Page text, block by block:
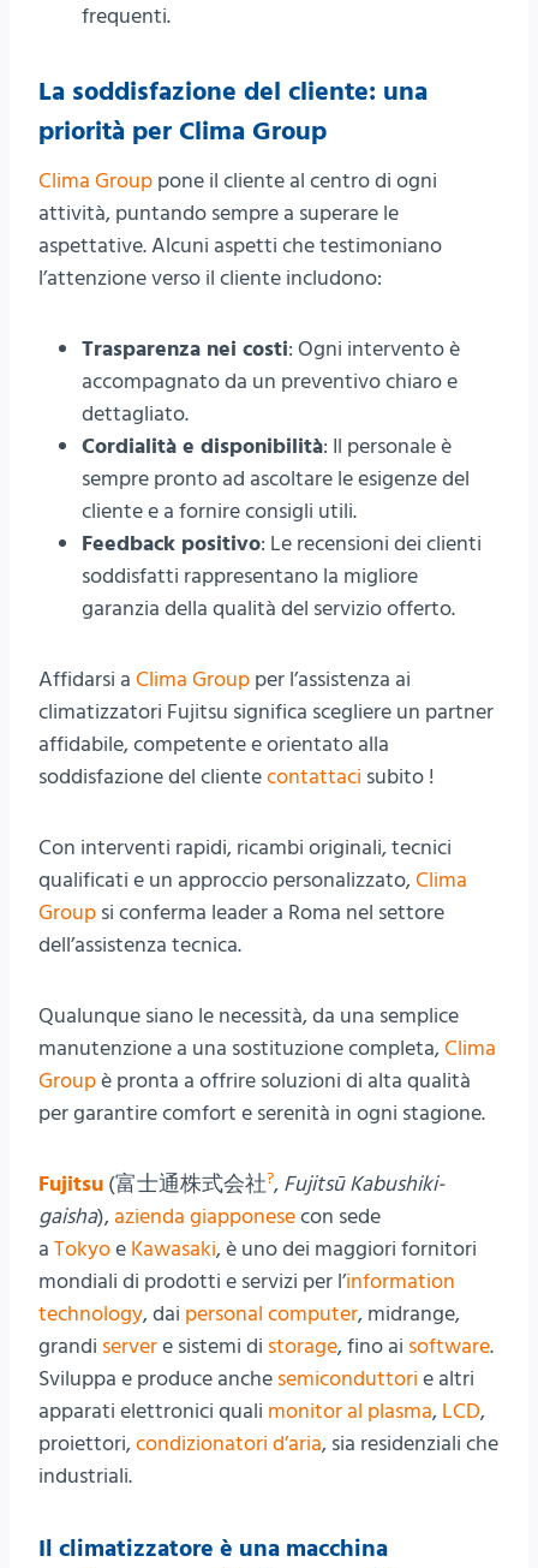
frequenti.
La soddisfazione del cliente: una
priorità per Clima Group
Clima Group pone il cliente al centro di ogni
attività, puntando sempre a superare le
aspettative. Alcuni aspetti che testimoniano
l’attenzione verso il cliente includono:
Trasparenza nei costi: Ogni intervento è
accompagnato da un preventivo chiaro e
dettagliato.
Cordialità e disponibilità: Il personale è
sempre pronto ad ascoltare le esigenze del
cliente e a fornire consigli utili.
Feedback positivo: Le recensioni dei clienti
soddisfatti rappresentano la migliore
garanzia della qualità del servizio offerto.
Affidarsi a Clima Group per l’assistenza ai
climatizzatori Fujitsu significa scegliere un partner
affidabile, competente e orientato alla
soddisfazione del clientecontattaci subito !
Con interventi rapidi, ricambi originali, tecnici
qualificati e un approccio personalizzato,Clima
Group si conferma leader a Roma nel settore
dell’assistenza tecnica.
Qualunque siano le necessità, da una semplice
manutenzione a una sostituzione completa,Clima
Groupè pronta a offrire soluzioni di alta qualità
per garantire comfort e serenità in ogni stagione.
Fujitsu (富士通株式会社?, Fujitsū Kabushiki-
gaisha),azienda giapponesecon sede
a Tokyoe Kawasaki, è uno dei maggiori fornitori
mondiali di prodotti e servizi per l’information
technology, dai personal computer, midrange,
grandi servere sistemi di storage, fino ai software.
Sviluppa e produce anche semiconduttori e altri
apparati elettronici quali monitor al plasma, LCD,
proiettori,condizionatori d’aria, sia residenziali che
industriali.
Il climatizzatore è una macchina